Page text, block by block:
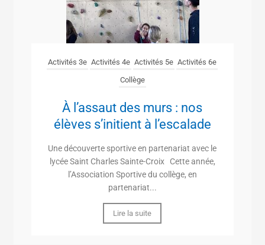
Activités 3e Activités 4e Activités 5e Activités 6e
Collège
À l’assaut des murs : nos
élèves s’initient à l’escalade
Une découverte sportive en partenariat avec le
lycée Saint Charles Sainte-Croix Cette année,
l’Association Sportive du collège, en
partenariat...
Lire la suite